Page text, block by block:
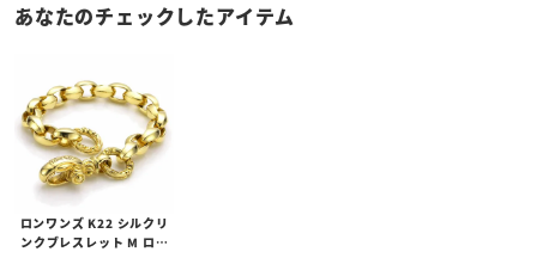
あなたのチェックしたアイテム
ロンワンズ K22 シルクリ
ンクブレスレット M ロン